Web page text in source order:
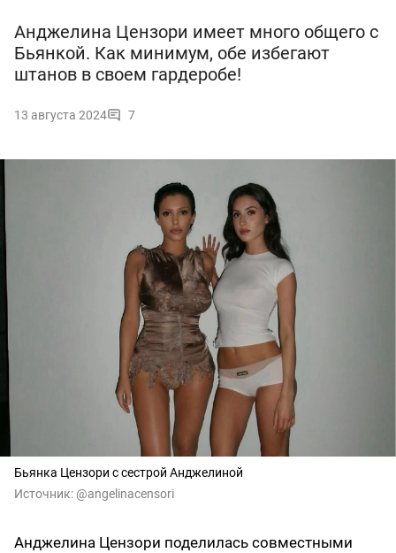
Анджелина Цензори имеет много общего с
Бьянкой. Как минимум, обе избегают
штанов в своем гардеробе!
13 августа 2024 7
Бьянка Цензори с сестрой Анджелиной
Источник: @angelinacensori
Анджелина Цензори поделилась совместными